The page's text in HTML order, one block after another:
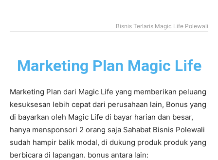
Bisnis Terlaris Magic Life Polewali
Marketing Plan Magic Life
Marketing Plan dari Magic Life yang memberikan peluang
kesuksesan lebih cepat dari perusahaan lain, Bonus yang
di bayarkan oleh Magic Life di bayar harian dan besar,
hanya mensponsori 2 orang saja Sahabat Bisnis Polewali
sudah hampir balik modal, di dukung produk produk yang
berbicara di lapangan. bonus antara lain: